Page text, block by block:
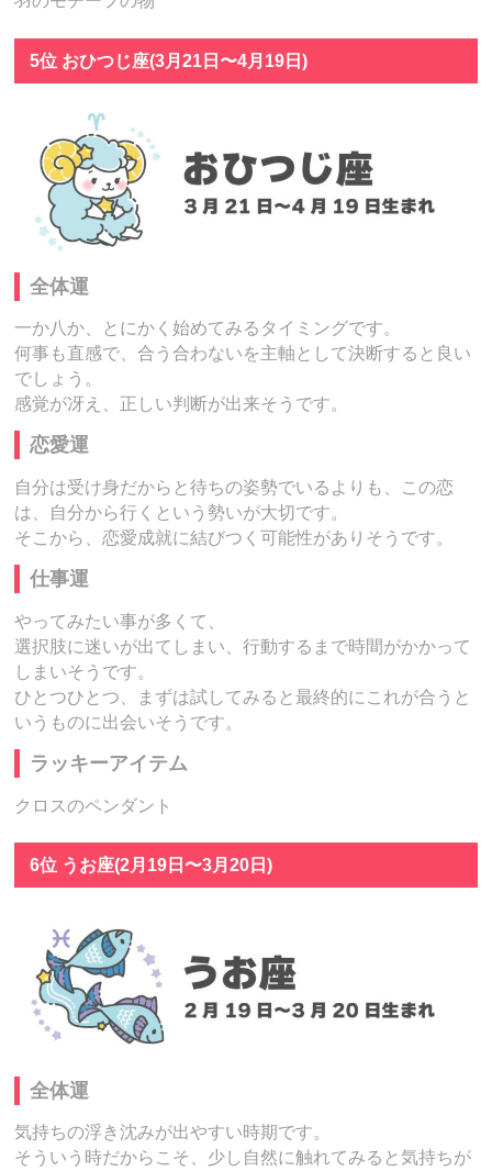
5位 おひつじ座(3月21日〜4月19日)
全体運
一か八か、とにかく始めてみるタイミングです。
何事も直感で、合う合わないを主軸として決断すると良い
でしょう。
感覚が冴え、正しい判断が出来そうです。
恋愛運
自分は受け身だからと待ちの姿勢でいるよりも、この恋
は、自分から行くという勢いが大切です。
そこから、恋愛成就に結びつく可能性がありそうです。
仕事運
やってみたい事が多くて、
選択肢に迷いが出てしまい、行動するまで時間がかかって
しまいそうです。
ひとつひとつ、まずは試してみると最終的にこれが合うと
いうものに出会いそうです。
ラッキーアイテム
クロスのペンダント
6位 うお座(2月19日〜3月20日)
全体運
気持ちの浮き沈みが出やすい時期です。
そういう時だからこそ、少し自然に触れてみると気持ちが